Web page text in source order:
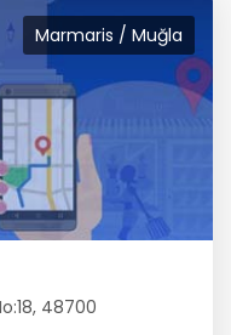
Marmaris / Muğla
48700